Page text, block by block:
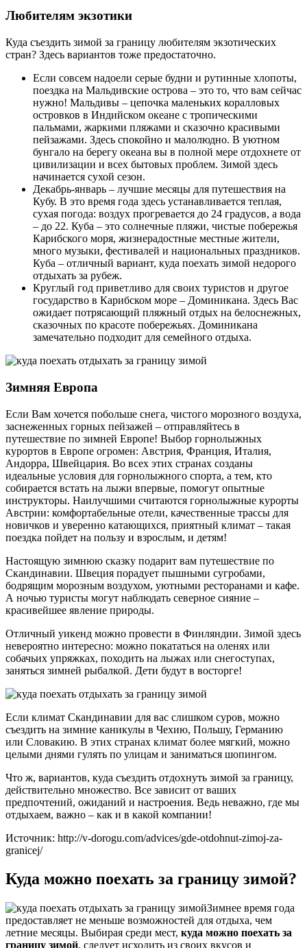
Любителям экзотики
Куда съездить зимой за границу любителям экзотических
стран? Здесь вариантов тоже предостаточно.
Если совсем надоели серые будни и рутинные хлопоты,
поездка на Мальдивские острова – это то, что вам сейчас
нужно! Мальдивы – цепочка маленьких коралловых
островков в Индийском океане с тропическими
пальмами, жаркими пляжами и сказочно красивыми
пейзажами. Здесь спокойно и малолюдно. В уютном
бунгало на берегу океана вы в полной мере отдохнете от
цивилизации и всех бытовых проблем. Зимой здесь
начинается сухой сезон.
Декабрь-январь – лучшие месяцы для путешествия на
Кубу. В это время года здесь устанавливается теплая,
сухая погода: воздух прогревается до 24 градусов, а вода
– до 22. Куба – это солнечные пляжи, чистые побережья
Карибского моря, жизнерадостные местные жители,
много музыки, фестивалей и национальных праздников.
Куба – отличный вариант, куда поехать зимой недорого
отдыхать за рубеж.
Круглый год приветливо для своих туристов и другое
государство в Карибском море – Доминикана. Здесь Вас
ожидает потрясающий пляжный отдых на белоснежных,
сказочных по красоте побережьях. Доминикана
замечательно подходит для семейного отдыха.
Зимняя Европа
Если Вам хочется побольше снега, чистого морозного воздуха,
заснеженных горных пейзажей – отправляйтесь в
путешествие по зимней Европе! Выбор горнолыжных
курортов в Европе огромен: Австрия, Франция, Италия,
Андорра, Швейцария. Во всех этих странах созданы
идеальные условия для горнолыжного спорта, а тем, кто
собирается встать на лыжи впервые, помогут опытные
инструкторы. Наилучшими считаются горнолыжные курорты
Австрии: комфортабельные отели, качественные трассы для
новичков и уверенно катающихся, приятный климат – такая
поездка пойдет на пользу и взрослым, и детям!
Настоящую зимнюю сказку подарит вам путешествие по
Скандинавии. Швеция порадует пышными сугробами,
бодрящим морозным воздухом, уютными ресторанами и кафе.
А ночью туристы могут наблюдать северное сияние –
красивейшее явление природы.
Отличный уикенд можно провести в Финляндии. Зимой здесь
невероятно интересно: можно покататься на оленях или
собачьих упряжках, походить на лыжах или снегоступах,
заняться зимней рыбалкой. Дети будут в восторге!
Если климат Скандинавии для вас слишком суров, можно
съездить на зимние каникулы в Чехию, Польшу, Германию
или Словакию. В этих странах климат более мягкий, можно
целыми днями гулять по улицам и заниматься шопингом.
Что ж, вариантов, куда съездить отдохнуть зимой за границу,
действительно множество. Все зависит от ваших
предпочтений, ожиданий и настроения. Ведь неважно, где мы
отдыхаем, важно – как и в какой компании!
Источник: http://v-dorogu.com/advices/gde-otdohnut-zimoj-za-
granicej/
Куда можно поехать за границу зимой?
Зимнее время года
предоставляет не меньше возможностей для отдыха, чем
летние месяцы. Выбирая среди мест, куда можно поехать за
границу зимой, следует исходить из своих вкусов и